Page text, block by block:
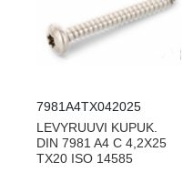
7981A4TX042025
LEVYRUUVI KUPUK.
DIN 7981 A4 C 4,2X25
TX20 ISO 14585